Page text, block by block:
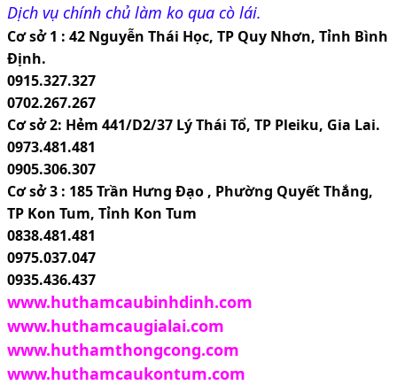
Dịch vụ chính chủ làm ko qua cò lái.
Cơ sở 1 : 42 Nguyễn Thái Học, TP Quy Nhơn, Tỉnh Bình
Định.
0915.327.327
0702.267.267
Cơ sở 2: Hẻm 441/D2/37 Lý Thái Tổ, TP Pleiku, Gia Lai.
0973.481.481
0905.306.307
Cơ sở 3 : 185 Trần Hưng Đạo , Phường Quyết Thắng,
TP Kon Tum, Tỉnh Kon Tum
0838.481.481
0975.037.047
0935.436.437
www.huthamcaubinhdinh.com
www.huthamcaugialai.com
www.huthamthongcong.com
www.huthamcaukontum.com